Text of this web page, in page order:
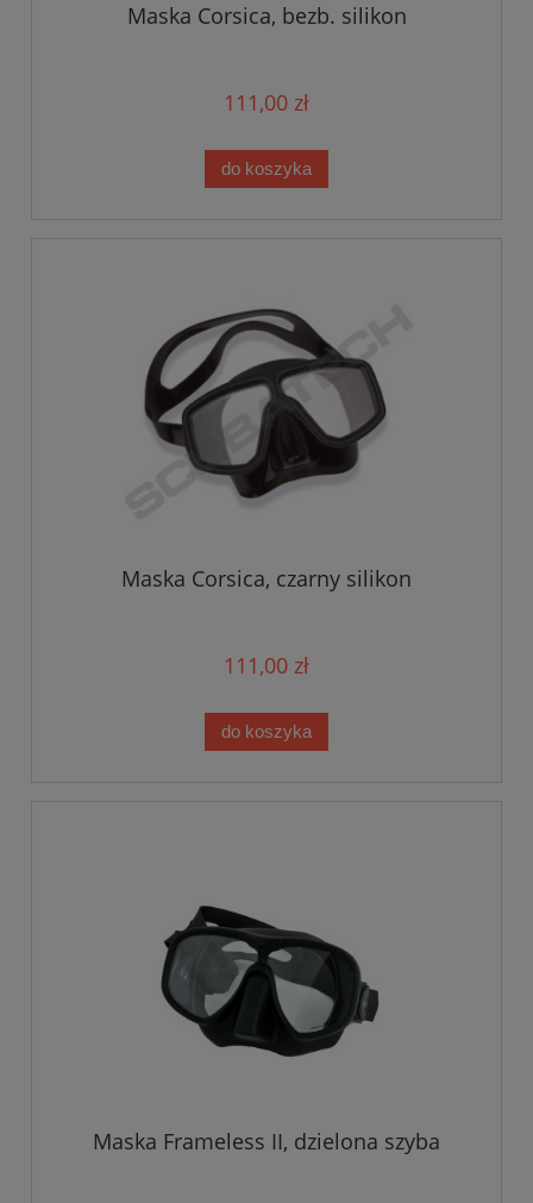
Maska Corsica, bezb. silikon
111,00 zł
do koszyka
Maska Corsica, czarny silikon
111,00 zł
do koszyka
Maska Frameless II, dzielona szyba